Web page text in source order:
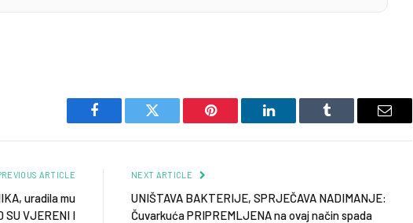
Facebook Twitter Pinterest LinkedIn Tumblr Email
ARTICLE
uradila mu
SU VJERENI I
NEXT ARTICLE
UNIŠTAVA BAKTERIJE, SPRJEČAVA NADIMANJE:
Čuvarkuća PRIPREMLJENA na ovaj način spada